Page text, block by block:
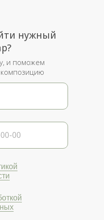
нужный
и поможем